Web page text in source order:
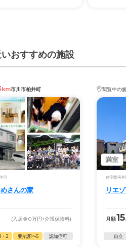
おすすめの施設
km市川市柏井町
宅
さんの家
(入居金0万円+介護保険料)
・2 要介護1〜5 認知症可
閲覧中の
満室
住宅型有
リエ
月額
自立